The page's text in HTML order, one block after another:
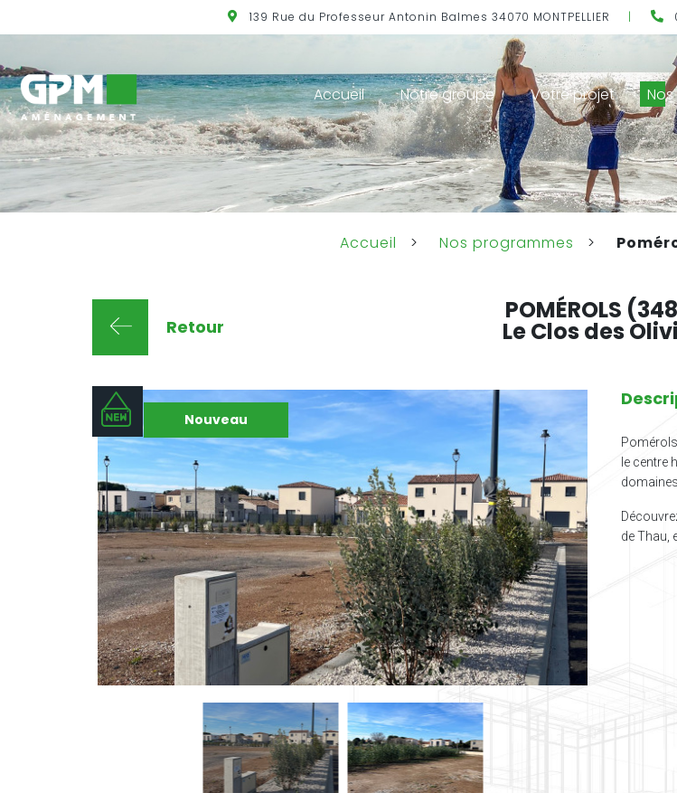
139 Rue du Professeur Antonin Balmes 34070 MONTPELLIER |
Accueil Notre groupe Votre projet
Accueil > Nos programmes >
Retour
POMÉROLS
Le Clos des
Nouveau
le centre
de Thau,